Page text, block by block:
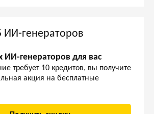
ИИ-генераторов
ИИ-генераторов для вас
требует 10 кредитов, вы получите
акция на бесплатные